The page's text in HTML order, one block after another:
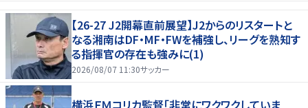
【26-27 J2開幕直前展望】J2からのリスタートと
なる湘南はDF・MF・FWを補強し、リーグを熟知す
る指揮官の存在も強みに(1)
2026/08/07 11:30サッカー
横浜ＦＭコリカ監督「非常にワクワクしていま